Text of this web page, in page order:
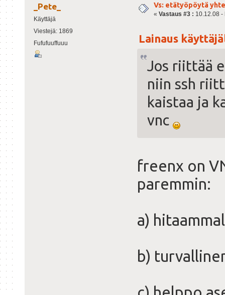
_Pete_
Käyttäjä
Viestejä: 1869
Fufufuuffuuu
Vs: etätyöpöytä
« Vastaus #3 : 10.12.08 -
Lainaus
Jos riittää
niin ssh
kaistaa ja
vnc
freenx on
paremmin:
a)
b)